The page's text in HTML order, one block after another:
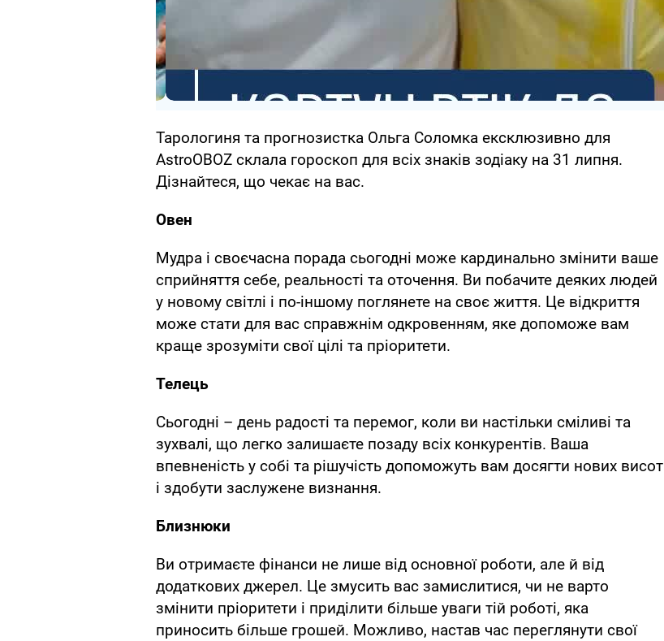
Тарологиня та прогнозистка Ольга Соломка ексклюзивно для
AstroOBOZ склала гороскоп для всіх знаків зодіаку на 31 липня.
Дізнайтеся, що чекає на вас.
Овен
Мудра і своєчасна порада сьогодні може кардинально змінити ваше
сприйняття себе, реальності та оточення. Ви побачите деяких людей
у новому світлі і по-іншому поглянете на своє життя. Це відкриття
може стати для вас справжнім одкровенням, яке допоможе вам
краще зрозуміти свої цілі та пріоритети.
Телець
Сьогодні – день радості та перемог, коли ви настільки сміливі та
зухвалі, що легко залишаєте позаду всіх конкурентів. Ваша
впевненість у собі та рішучість допоможуть вам досягти нових висот
і здобути заслужене визнання.
Близнюки
Ви отримаєте фінанси не лише від основної роботи, але й від
додаткових джерел. Це змусить вас замислитися, чи не варто
змінити пріоритети і приділити більше уваги тій роботі, яка
приносить більше грошей. Можливо, настав час переглянути свої